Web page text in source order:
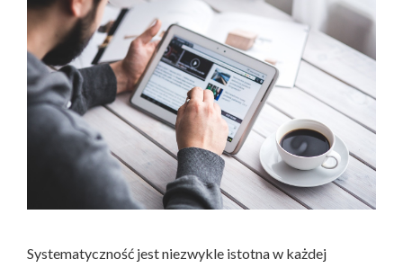
Systematyczność jest niezwykle istotna w każdej